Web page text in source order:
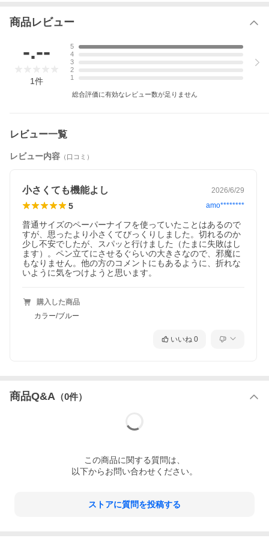
商品レビュー
-.--
1件
5
4
3
2
1
総合評価に有効なレビュー数が足りません
レビュー一覧
レビュー内容 （口コミ）
小さくても機能よし 2026/6/29
5 amo********
普通サイズのペーパーナイフを使っていたことはあるので
すが、思ったより小さくてびっくりしました。切れるのか
少し不安でしたが、スパッと行けました（たまに失敗はし
ます）。ペン立てにさせるぐらいの大きさなので、邪魔に
もなりません。他の方のコメントにもあるように、折れな
いように気をつけようと思います。
購入した商品
カラー/ブルー
いいね 0
商品Q&A （0件）
この商品に関する質問は、
以下からお問い合わせください。
ストアに質問を投稿する